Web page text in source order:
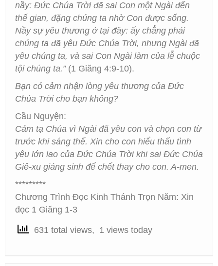
nầy: Đức Chúa Trời đã sai Con một Ngài đến
thế gian, đặng chúng ta nhờ Con được sống.
Nầy sự yêu thương ở tại đây: ấy chẳng phải
chúng ta đã yêu Đức Chúa Trời, nhưng Ngài đã
yêu chúng ta, và sai Con Ngài làm của lễ chuộc
tội chúng ta.”(1 Giăng 4:9-10).
Bạn có cảm nhận lòng yêu thương của Đức
Chúa Trời cho bạn không?
Cầu Nguyện:
Cảm tạ Chúa vì Ngài đã yêu con và chọn con từ
trước khi sáng thế. Xin cho con hiểu thấu tình
yêu lớn lao của Đức Chúa Trời khi sai Đức Chúa
Giê-xu giáng sinh để chết thay cho con. A-men.
*********
Chương Trình Đọc Kinh Thánh Trọn Năm: Xin
đọc 1 Giăng 1-3
631 total views, 1 views today